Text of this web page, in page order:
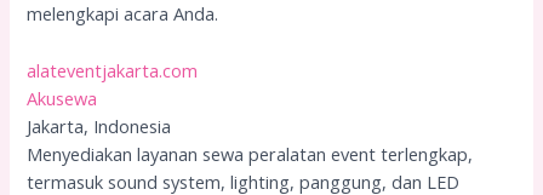
melengkapi acara Anda.
alateventjakarta.com
Akusewa
Jakarta, Indonesia
Menyediakan layanan sewa peralatan event terlengkap,
termasuk sound system, lighting, panggung, dan LED